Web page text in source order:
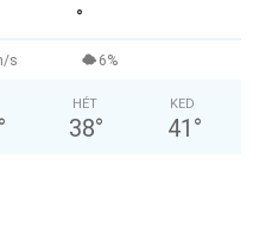
°
s 6%
HÉT
38°
KED
41 °